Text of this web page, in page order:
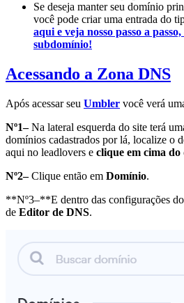
Se deseja manter seu domínio
você pode criar uma entrada do
aqui e veja nosso passo a
subdomínio!
Acessando a Zona DNS
Após acessar seu Umbler você verá
Nº1–Na lateral esquerda do site terá
domínios cadastrados por lá, localize o
aqui no leadlovers e clique em cima
Nº2–Clique então em Domínio.
**Nº3–**E dentro das configurações do
de Editor de DNS.